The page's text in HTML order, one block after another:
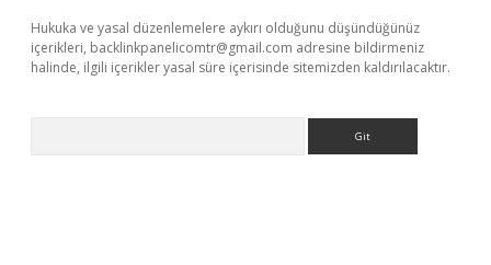
Hukuka ve yasal düzenlemelere aykırı olduğunu düşündüğünüz
içerikleri, backlinkpanelicomtr@gmail.com adresine bildirmeniz
halinde, ilgili içerikler yasal süre içerisinde sitemizden kaldırılacaktır.